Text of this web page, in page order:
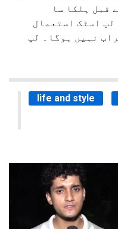
قبل ہلکا سا
لپ اسٹک استعمال
نہیں ہوگا۔ لپ
life and style